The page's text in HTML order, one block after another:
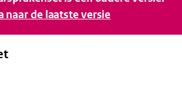
naar de laatste versie